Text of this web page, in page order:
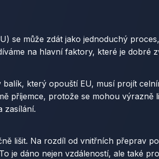
se může zdát jako jednoduchý
na hlavní faktory, které je dobré
který opouští EU, musí projít
příjemce, protože se mohou
zasílání.
lišit. Na rozdíl od vnitřních přeprav
je dáno nejen vzdáleností, ale také